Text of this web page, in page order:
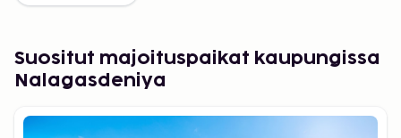
Suositut majoituspaikat kaupungissa
Nalagasdeniya